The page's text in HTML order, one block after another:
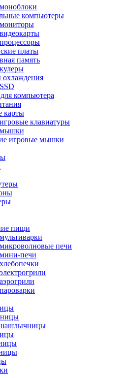
компьютеры
платы
память
компьютера
карты
клавиатуры
игровые мышки
пищи
печи
печи